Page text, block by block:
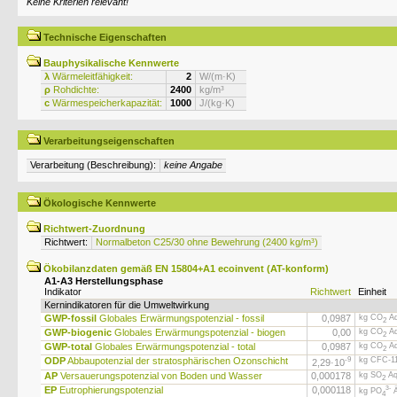
Technische Eigenschaften
Bauphysikalische Kennwerte
λ Wärmeleitfähigkeit: 2
W/(m·K)
ρ Rohdichte: 2400
kg/m³
c Wärmespeicherkapazität: 1000 J/(kg·K)
Verarbeitungseigenschaften
Verarbeitung (Beschreibung): keine Angabe
Ökologische Kennwerte
Richtwert-Zuordnung
Richtwert:
Normalbeton C25/30 ohne Bewehrung (2400 kg/m³)
Ökobilanzdaten gemäß EN 15804+A1 ecoinvent (AT-konform)
A1-A3 Herstellungsphase
Indikator
Richtwert
Einheit
Kernindikatoren für die Umweltwirkung
GWP-fossil Globales Erwärmungspotenzial - fossil 0,0987 kg CO2
GWP-biogenic Globales Erwärmungspotenzial - biogen 0,00 kg CO2
GWP-total Globales Erwärmungspotenzial - total 0,0987 kg CO2
ODPAbbaupotenzial der stratosphärischen Ozonschicht 2,29·10-9 kg CFC-
AP Versauerungspotenzial von Boden und Wasser 0,000178 kg SO2
EP Eutrophierungspotenzial 0,000118 kg PO4
3-